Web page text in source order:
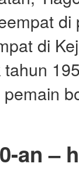
di
an –